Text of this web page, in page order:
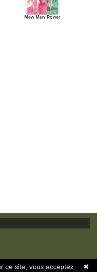
Mew Mew Power
✖
ce site, vous acceptez